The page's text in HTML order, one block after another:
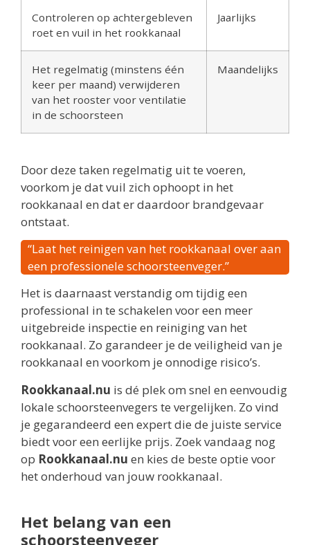
Controleren op achtergebleven
roet en vuil in het rookkanaal
Jaarlijks
Het regelmatig (minstens één
keer per maand) verwijderen
van het rooster voor ventilatie
in de schoorsteen
Maandelijks
Door deze taken regelmatig uit te voeren,
voorkom je dat vuil zich ophoopt in het
rookkanaal en dat er daardoor brandgevaar
ontstaat.
“Laat het reinigen van het rookkanaal over aan
een professionele schoorsteenveger.”
Het is daarnaast verstandig om tijdig een
professional in te schakelen voor een meer
uitgebreide inspectie en reiniging van het
rookkanaal. Zo garandeer je de veiligheid van je
rookkanaal en voorkom je onnodige risico’s.
Rookkanaal.nu is dé plek om snel en eenvoudig
lokale schoorsteenvegers te vergelijken. Zo vind
je gegarandeerd een expert die de juiste service
biedt voor een eerlijke prijs. Zoek vandaag nog
op Rookkanaal.nu en kies de beste optie voor
het onderhoud van jouw rookkanaal.
Het belang van een
schoorsteenveger